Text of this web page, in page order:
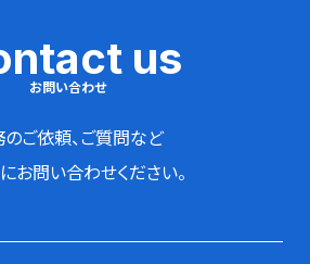
us
お問い合わせ
ご依頼、ご質問など
お問い合わせください。